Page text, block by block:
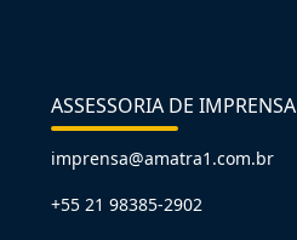
ASSESSORIA DE IMPRENSA
imprensa@amatra1.com.br
+55 21 98385-2902